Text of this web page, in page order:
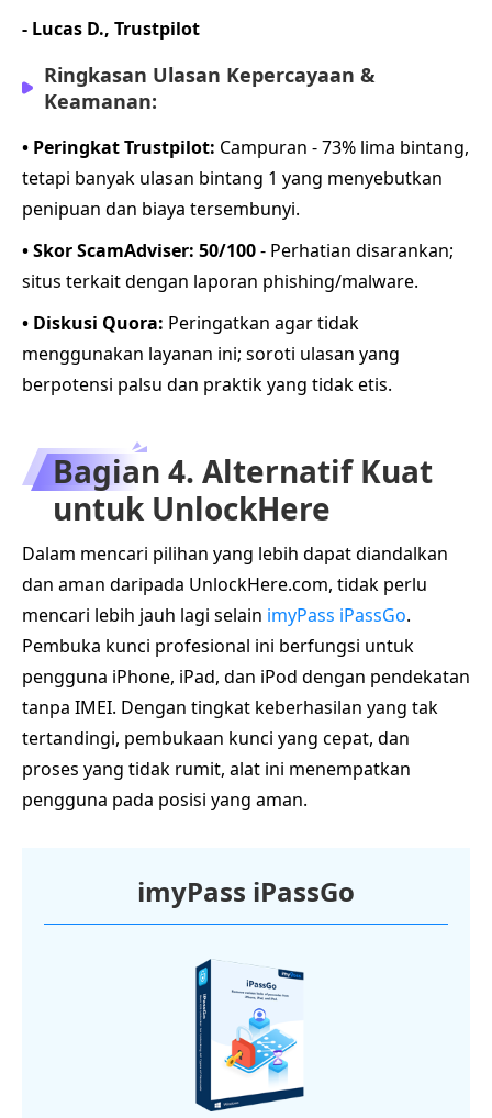
- Lucas D., Trustpilot
Ringkasan Ulasan Kepercayaan &
Keamanan:
• Peringkat Trustpilot: Campuran - 73% lima bintang,
tetapi banyak ulasan bintang 1 yang menyebutkan
penipuan dan biaya tersembunyi.
• Skor ScamAdviser: 50/100- Perhatian disarankan;
situs terkait dengan laporan phishing/malware.
• Diskusi Quora: Peringatkan agar tidak
menggunakan layanan ini; soroti ulasan yang
berpotensi palsu dan praktik yang tidak etis.
Bagian 4. Alternatif Kuat
untuk UnlockHere
Dalam mencari pilihan yang lebih dapat diandalkan
dan aman daripada UnlockHere.com, tidak perlu
mencari lebih jauh lagi selain imyPass iPassGo.
Pembuka kunci profesional ini berfungsi untuk
pengguna iPhone, iPad, dan iPod dengan pendekatan
tanpa IMEI. Dengan tingkat keberhasilan yang tak
tertandingi, pembukaan kunci yang cepat, dan
proses yang tidak rumit, alat ini menempatkan
pengguna pada posisi yang aman.
imyPass iPassGo